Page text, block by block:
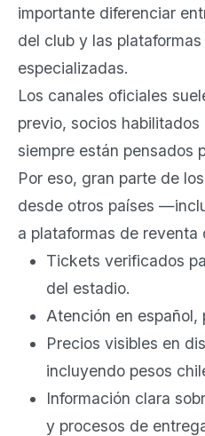
importante diferenciar
del club y las
especializadas.
Los canales oficiales
previo, socios
siempre están pensados
Por eso, gran parte de
desde otros países
a plataformas de reventa
Tickets verificados
del estadio.
Atención en español,
Precios visibles en
incluyendo pesos
Información clara
y procesos de